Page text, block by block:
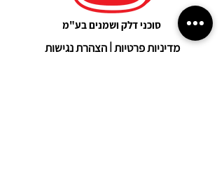
סוכני דלק ושמנים בע"מ
מדיניות פרטיות |הצהרת נגישות